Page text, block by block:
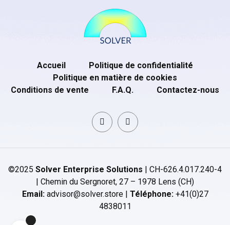
Accueil
Politique de confidentialité
Politique en matière de cookies
Conditions de vente
F.A.Q. Contactez-nous
©2025 Solver Enterprise Solutions | CH-626.4.017.240-4
| Chemin du Sergnoret, 27 – 1978 Lens (CH)
Email:advisor@solver.store | Téléphone:+41(0)27
4838011